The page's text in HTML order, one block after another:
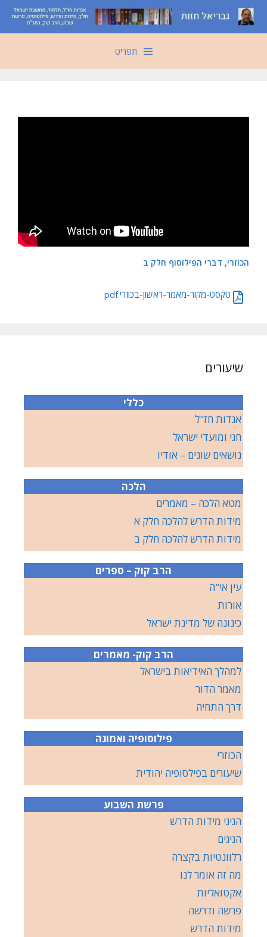
לדלג
לתוכן
תפריט
הכוזרי, דברי הפילוסוף חלק ב
טקסט-מקור-מאמר-ראשון-בכוזרי.pdf
שיעורים
כללי
אגדות חז"ל
חגי ומועדי ישראל
נושאים שונים – אודיו
הלכה
מטא הלכה – מאמרים
מידות הדרש להלכה חלק א
מידות הדרש להלכה חלק ב
הרב קוק – ספרים
עין אי"ה
אורות
כינונה של מדינת ישראל
הרב קוק- מאמרים
למהלך האידיאות בישראל
מאמר הדור
דרך התחיה
פילוסופיה ואמונה
הכוזרי
שיעורים בפילסופיה יהודית
פרשת השבוע
הגיגי מידות הדרש
הגיגים
רלוונטיות בקצרה
מה זה אומר לנו
אקטואליות
פרשה ודרשה
מידות הדרש